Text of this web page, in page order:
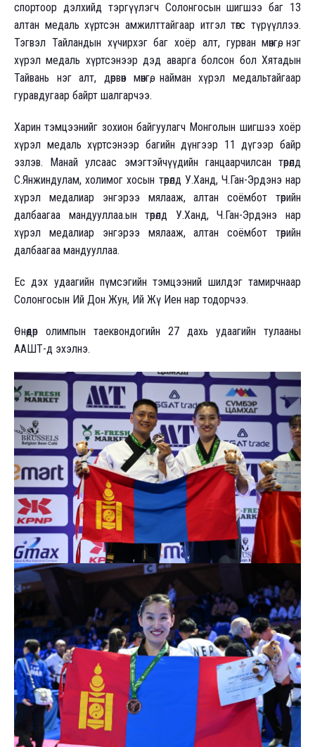
спортоор дэлхийд тэргүүлэгч Солонгосын шигшээ баг 13
алтан медаль хүртсэн амжилттайгаар итгэл төгс түрүүллээ.
Тэгвэл Тайландын хүчирхэг баг хоёр алт, гурван мөнгө, нэг
хүрэл медаль хүртсэнээр дэд аварга болсон бол Хятадын
Тайвань нэг алт, дөрвөн мөнгө, найман хүрэл медальтайгаар
гуравдугаар байрт шалгарчээ.
Харин тэмцээнийг зохион байгуулагч Монголын шигшээ хоёр
хүрэл медаль хүртсэнээр багийн дүнгээр 11 дүгээр байр
эзлэв. Манай улсаас эмэгтэйчүүдийн ганцаарчилсан төрөлд
С.Янжиндулам, холимог хосын төрөлд У.Ханд, Ч.Ган-Эрдэнэ нар
хүрэл медалиар энгэрээ мялааж, алтан соёмбот төрийн
далбаагаа мандууллаа.ын төрөлд У.Ханд, Ч.Ган-Эрдэнэ нар
хүрэл медалиар энгэрээ мялааж, алтан соёмбот төрийн
далбаагаа мандууллаа.
Ес дэх удаагийн пүмсэгийн тэмцээний шилдэг тамирчнаар
Солонгосын Ий Дон Жун, Ий Жү Иен нар тодорчээ.
Өнөөдөр олимпын таеквондогийн 27 дахь удаагийн тулааны
ААШТ-д эхэлнэ.